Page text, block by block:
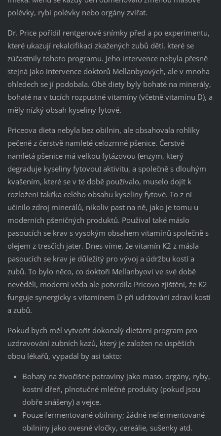
polévky, rybí polévky nebo orgány zvířat.
Dr. Price pořídil rentgenové snímky před a po experimentu,
které ukazují rekalcifikaci zkažených zubů dětí, které se
zúčastnily tohoto programu. Jeho intervence nebyla přesně
stejná jako intervence doktorů Mellanbyových, ale v mnoha
ohledech se jí podobala. Obě diety byly bohaté na minerály,
bohaté na v tucích rozpustné vitamíny (včetně vitamínu D), a
měly nízký obsah kyseliny fytové.
Priceova dieta nebyla bez obilnin, ale obsahovala rohlíky
pečené z čerstvě namleté celozrnné pšenice. Čerstvě
namletá pšenice má velkou fytázovou (enzym, který
degraduje kyseliny fytovou) aktivitu, a společně s dlouhým
kvašením, které se v té době používalo, muselo dojít k
rozložení takřka celého obsahu kyseliny fytové. To z ní
učinilo zdroj minerálů, nikoliv past na ně, jako je tomu u
moderních pšeničných produktů. Používal také máslo
pasoucích se krav s vysokým obsahem vitamínů společně s
olejem z tresčích jater. Dnes víme, že vitamín K2 z másla
pasoucích se krav je důležitý pro vývoj a údržbu kostí a
zubů. To bylo něco, co doktoři Mellanbyovi ve své době
nevěděli, moderní věda ale potvrdila Pricovo zjištění, že K2
funguje synergicky s vitamínem D při udržování zdraví kostí
a zubů.
Pokud bych měl vytvořit dokonalý dietární program pro
uzdravování zubních kazů, který je založen na úspěších
obou lékařů, vypadal by asi takto:
Bohatý na živočišné potraviny jako maso, orgány, ryby,
kostní dřeň, plnotučné mléčné produkty (pokud jsou
dobře snášeny) a vejce.
Pouze fermentované obilniny; žádné nefermentované
obilniny jako ovesné vločky, cereálie, sušenky atd.